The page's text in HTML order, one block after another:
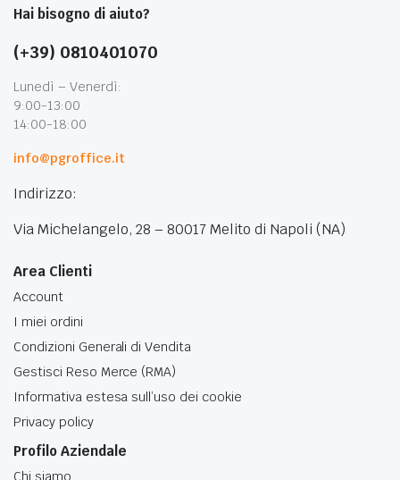
Hai bisogno di aiuto?
(+39) 0810401070
Lunedì – Venerdì:
9:00-13:00
14:00-18:00
info@pgroffice.it
Indirizzo:
Via Michelangelo, 28 – 80017 Melito di Napoli (NA)
Area Clienti
Account
I miei ordini
Condizioni Generali di Vendita
Gestisci Reso Merce (RMA)
Informativa estesa sull’uso dei cookie
Privacy policy
Profilo Aziendale
Chi siamo